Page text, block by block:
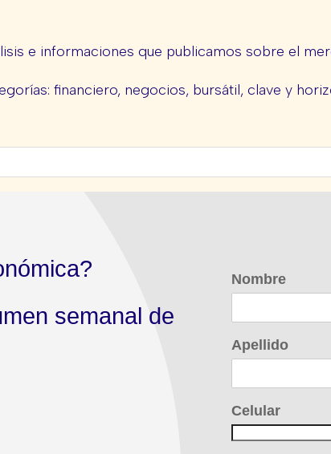
e informaciones que publicamos sobre el
financiero, negocios, bursátil, clave y
semanal de
Nombre
Apellido
Celular